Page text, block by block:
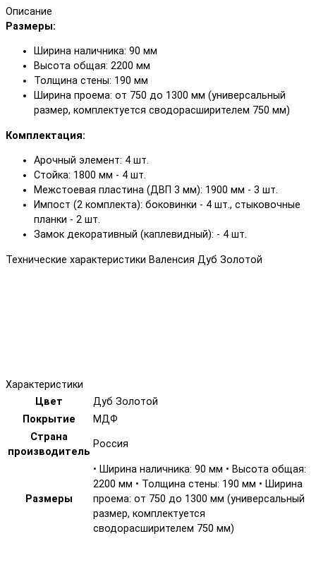
Описание
Размеры:
Ширина наличника: 90 мм
Высота общая: 2200 мм
Толщина стены: 190 мм
Ширина проема: от 750 до 1300 мм (универсальный
размер, комплектуется сводорасширителем 750 мм)
Комплектация:
Арочный элемент: 4 шт.
Стойка: 1800 мм - 4 шт.
Межстоевая пластина (ДВП 3 мм): 1900 мм - 3 шт.
Импост (2 комплекта): боковинки - 4 шт., стыковочные
планки - 2 шт.
Замок декоративный (каплевидный): - 4 шт.
Технические характеристики Валенсия Дуб Золотой
Характеристики
Цвет
Дуб Золотой
Покрытие
МДФ
Страна
производитель
Россия
Размеры
• Ширина наличника: 90 мм • Высота общая:
2200 мм • Толщина стены: 190 мм • Ширина
проема: от 750 до 1300 мм (универсальный
размер, комплектуется
сводорасширителем 750 мм)